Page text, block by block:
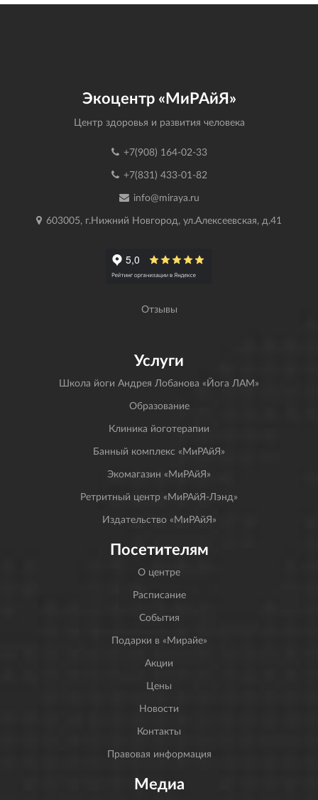
Экоцентр «МиРАйЯ»
Центр здоровья и развития человека
+7(908) 164-02-33
+7(831) 433-01-82
info@miraya.ru
603005, г.Нижний Новгород, ул.Алексеевская, д.41
Отзывы
Услуги
Школа йоги Андрея Лобанова «Йога ЛАМ»
Образование
Клиника йоготерапии
Банный комплекс «МиРАйЯ»
Экомагазин «МиРАйЯ»
Ретритный центр «МиРАйЯ-Лэнд»
Издательство «МиРАйЯ»
Посетителям
О центре
Расписание
События
Подарки в «Мирайе»
Акции
Цены
Новости
Контакты
Правовая информация
Медиа